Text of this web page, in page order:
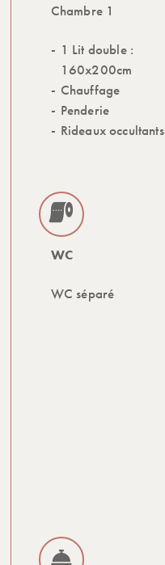
Chambre 1
1 Lit double :
160x200cm
Chauffage
Penderie
Rideaux occultants
WC
WC séparé